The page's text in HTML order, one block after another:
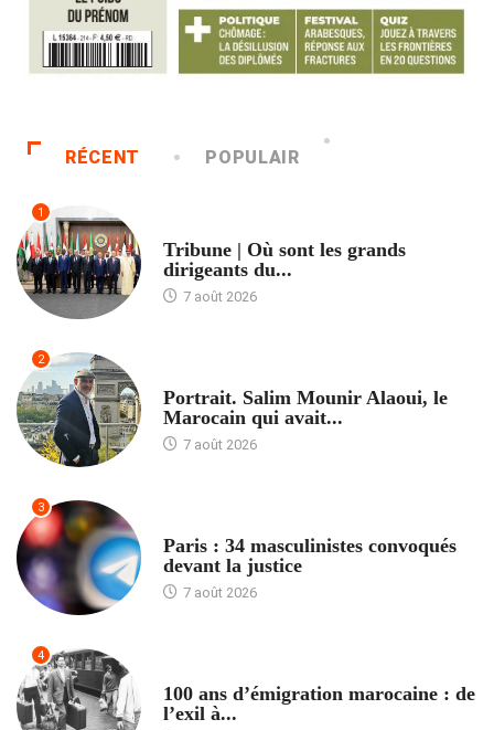
RÉCENT POPULAIR
1
Tribune | Où sont les grands
dirigeants du...
7 août 2026
2
Portrait. Salim Mounir Alaoui, le
Marocain qui avait...
7 août 2026
3
Paris : 34 masculinistes convoqués
devant la justice
7 août 2026
4
100 ans d’émigration marocaine : de
l’exil à...